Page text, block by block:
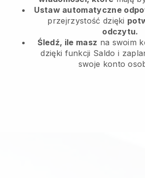
Ustaw automatyczne
przejrzystość dzięki
odczytu.
Śledź, ile masz na swoim
dzięki funkcji Saldo i
swoje konto